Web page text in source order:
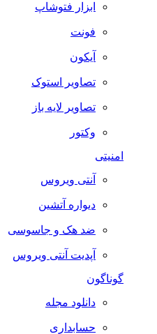
ابزار فتوشاپ
فونت
آیکون
تصاویر استوک
تصاویر لایه باز
وکتور
امنیتی
آنتی ویروس
دیواره آتشین
ضد هک و جاسوسی
آپدیت آنتی ویروس
گوناگون
دانلود مجله
حسابداری